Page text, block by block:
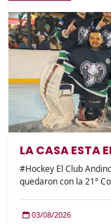
LA CASA ESTA
#Hockey El Club
quedaron con la 21°
03/08/2026